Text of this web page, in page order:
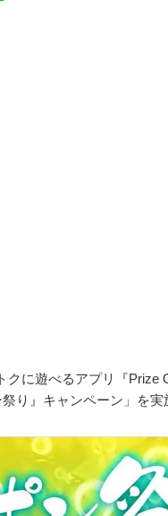
に遊べるアプリ『Prize
り』キャンペーン」を実